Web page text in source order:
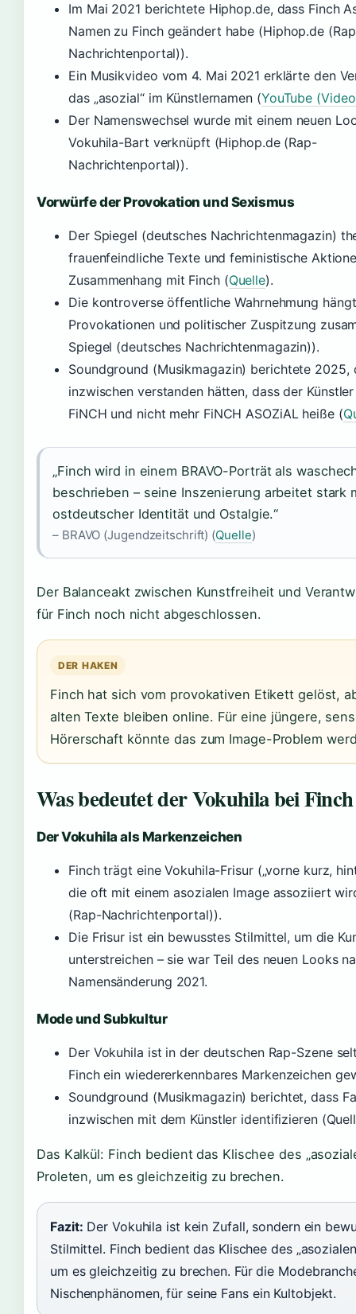
Im Mai 2021 berichtete Hiphop.de, dass Finch
Namen zu Finch geändert habe (Hiphop.de
Nachrichtenportal)).
Ein Musikvideo vom 4. Mai 2021 erklärte den
das „asozial“ im Künstlernamen (YouTube
Der Namenswechsel wurde mit einem neuen
Vokuhila-Bart verknüpft (Hiphop.de (Rap-
Nachrichtenportal)).
Vorwürfe der Provokation und Sexismus
Der Spiegel (deutsches Nachrichtenmagazin)
frauenfeindliche Texte und feministische
Zusammenhang mit Finch (Quelle).
Die kontroverse öffentliche Wahrnehmung
Provokationen und politischer Zuspitzung
Spiegel (deutsches Nachrichtenmagazin)).
Soundground (Musikmagazin) berichtete 2025,
inzwischen verstanden hätten, dass der
FiNCH und nicht mehr FiNCH ASOZiAL heiße (
„Finch wird in einem BRAVO-Porträt als
beschrieben – seine Inszenierung arbeitet stark
ostdeutscher Identität und Ostalgie.“
– BRAVO (Jugendzeitschrift) (Quelle)
Der Balanceakt zwischen Kunstfreiheit und
für Finch noch nicht abgeschlossen.
DER HAKEN
Finch hat sich vom provokativen Etikett gelöst,
alten Texte bleiben online. Für eine jüngere,
Hörerschaft könnte das zum Image-Problem
Was bedeutet der Vokuhila bei
Der Vokuhila als Markenzeichen
Finch trägt eine Vokuhila-Frisur („vorne kurz,
die oft mit einem asozialen Image assoziiert
(Rap-Nachrichtenportal)).
Die Frisur ist ein bewusstes Stilmittel, um die
unterstreichen – sie war Teil des neuen Looks
Namensänderung 2021.
Mode und Subkultur
Der Vokuhila ist in der deutschen Rap-Szene
Finch ein wiedererkennbares Markenzeichen
Soundground (Musikmagazin) berichtet, dass
inzwischen mit dem Künstler identifizieren
Das Kalkül: Finch bedient das Klischee des
Proleten, um es gleichzeitig zu brechen.
Fazit: Der Vokuhila ist kein Zufall, sondern ein
Stilmittel. Finch bedient das Klischee des
um es gleichzeitig zu brechen. Für die
Nischenphänomen, für seine Fans ein Kultobjekt.